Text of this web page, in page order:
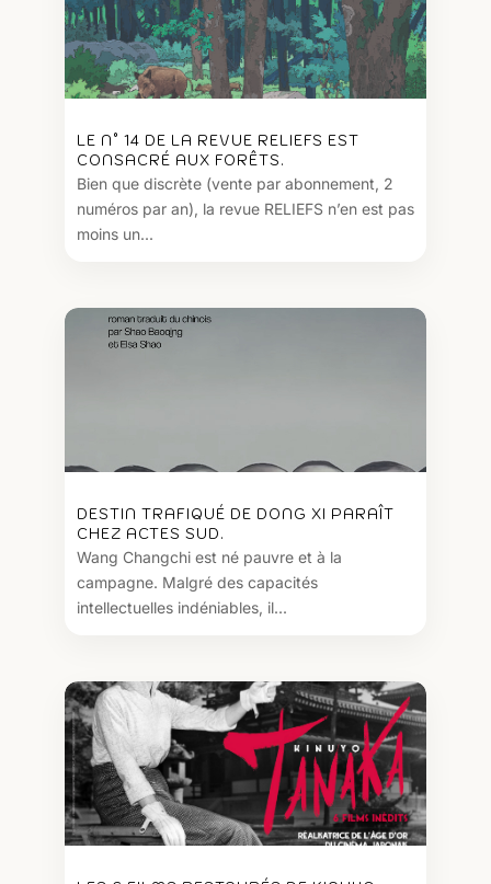
LE N° 14 DE LA REVUE RELIEFS EST
CONSACRÉ AUX FORÊTS.
Bien que discrète (vente par abonnement, 2
numéros par an), la revue RELIEFS n’en est pas
moins un...
DESTIN TRAFIQUÉ DE DONG XI PARAÎT
CHEZ ACTES SUD.
Wang Changchi est né pauvre et à la
campagne. Malgré des capacités
intellectuelles indéniables, il...